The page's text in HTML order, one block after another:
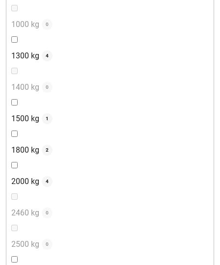
1000 kg 0
1300 kg 4
1400 kg 0
1500 kg 1
1800 kg 2
2000 kg 4
2460 kg 0
2500 kg 0